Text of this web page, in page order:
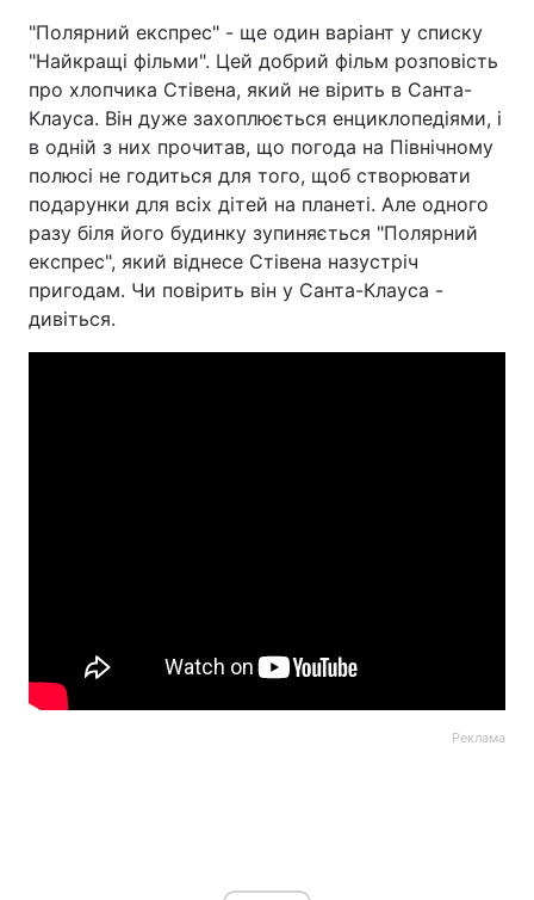
"Полярний експрес" - ще один варіант у списку
"Найкращі фільми". Цей добрий фільм розповість
про хлопчика Стівена, який не вірить в Санта-
Клауса. Він дуже захоплюється енциклопедіями, і
в одній з них прочитав, що погода на Північному
полюсі не годиться для того, щоб створювати
подарунки для всіх дітей на планеті. Але одного
разу біля його будинку зупиняється "Полярний
експрес", який віднесе Стівена назустріч
пригодам. Чи повірить він у Санта-Клауса -
дивіться.
Реклама